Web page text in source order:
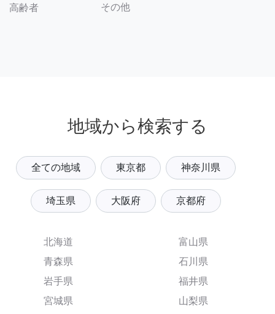
高齢者 その他
地域から検索する
全ての地域 東京都 神奈川県
埼玉県 大阪府 京都府
北海道
青森県
岩手県
宮城県
富山県
石川県
福井県
山梨県